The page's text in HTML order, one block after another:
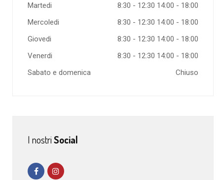
Martedi
8:30 - 12:30 14:00 - 18:00
Mercoledi
8:30 - 12:30 14:00 - 18:00
Giovedi
8:30 - 12:30 14:00 - 18:00
Venerdi
8:30 - 12:30 14:00 - 18:00
Sabato e domenica
Chiuso
I nostriSocial